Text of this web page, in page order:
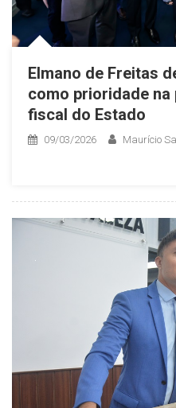
Elmano de Freitas
como prioridade
fiscal do Estado
09/03/2026 Maurício